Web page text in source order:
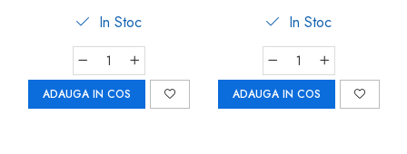
In Stoc
ADAUGA IN COS
In Stoc
ADAUGA IN COS